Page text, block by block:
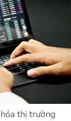
thị trường